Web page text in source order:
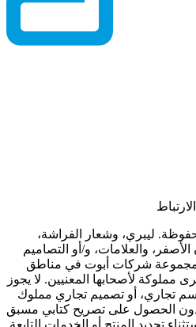
محفوظة. ليبري، وشعار الفراشة،
والعلامات، و/أو التصاميم
لمجموعة شركات أبوت في مناطق
مملوكة لأصحابها المعنيين. لا يجوز
اسم تجاري، أو تصميم تجاري مملوك
الحصول على تصريح كتابي مسبق